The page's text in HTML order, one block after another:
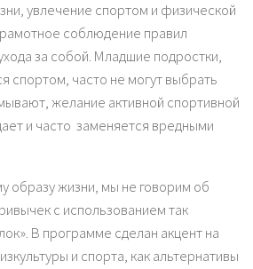
увлечение спортом и физической
соблюдение правил
за собой. Младшие подростки,
спортом, часто не могут выбрать
желание активной спортивной
и часто заменяется вредными
образу жизни, мы не говорим об
с использованием так
В программе сделан акцент на
и спорта, как альтернативы